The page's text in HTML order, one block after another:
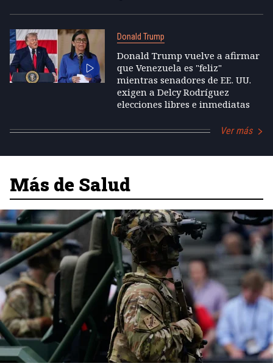
Donald Trump
Donald Trump vuelve a afirmar
que Venezuela es "feliz"
mientras senadores de EE. UU.
exigen a Delcy Rodríguez
elecciones libres e inmediatas
Ver más
Más de Salud